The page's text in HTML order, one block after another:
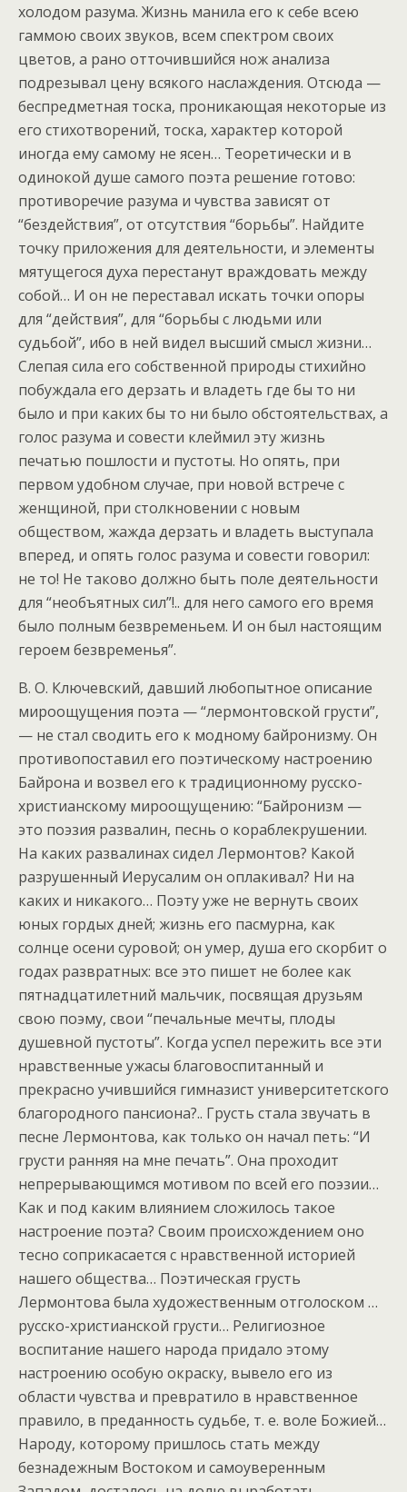
холодом разума. Жизнь манила его к себе всею
гаммою своих звуков, всем спектром своих
цветов, а рано отточившийся нож анализа
подрезывал цену всякого наслаждения. Отсюда —
беспредметная тоска, проникающая некоторые из
его стихотворений, тоска, характер которой
иногда ему самому не ясен… Теоретически и в
одинокой душе самого поэта решение готово:
противоречие разума и чувства зависят от
“бездействия”, от отсутствия “борьбы”. Найдите
точку приложения для деятельности, и элементы
мятущегося духа перестанут враждовать между
собой… И он не переставал искать точки опоры
для “действия”, для “борьбы с людьми или
судьбой”, ибо в ней видел высший смысл жизни…
Слепая сила его собственной природы стихийно
побуждала его дерзать и владеть где бы то ни
было и при каких бы то ни было обстоятельствах, а
голос разума и совести клеймил эту жизнь
печатью пошлости и пустоты. Но опять, при
первом удобном случае, при новой встрече с
женщиной, при столкновении с новым
обществом, жажда дерзать и владеть выступала
вперед, и опять голос разума и совести говорил:
не то! Не таково должно быть поле деятельности
для “необъятных сил”!.. для него самого его время
было полным безвременьем. И он был настоящим
героем безвременья”.
В. О. Ключевский, давший любопытное описание
мироощущения поэта — “лермонтовской грусти”,
— не стал сводить его к модному байронизму. Он
противопоставил его поэтическому настроению
Байрона и возвел его к традиционному русско-
христианскому мироощущению: “Байронизм —
это поэзия развалин, песнь о кораблекрушении.
На каких развалинах сидел Лермонтов? Какой
разрушенный Иерусалим он оплакивал? Ни на
каких и никакого… Поэту уже не вернуть своих
юных гордых дней; жизнь его пасмурна, как
солнце осени суровой; он умер, душа его скорбит о
годах развратных: все это пишет не более как
пятнадцатилетний мальчик, посвящая друзьям
свою поэму, свои “печальные мечты, плоды
душевной пустоты”. Когда успел пережить все эти
нравственные ужасы благовоспитанный и
прекрасно учившийся гимназист университетского
благородного пансиона?.. Грусть стала звучать в
песне Лермонтова, как только он начал петь: “И
грусти ранняя на мне печать”. Она проходит
непрерывающимся мотивом по всей его поэзии…
Как и под каким влиянием сложилось такое
настроение поэта? Своим происхождением оно
тесно соприкасается с нравственной историей
нашего общества… Поэтическая грусть
Лермонтова была художественным отголоском …
русско-христианской грусти… Религиозное
воспитание нашего народа придало этому
настроению особую окраску, вывело его из
области чувства и превратило в нравственное
правило, в преданность судьбе, т. е. воле Божией…
Народу, которому пришлось стать между
безнадежным Востоком и самоуверенным